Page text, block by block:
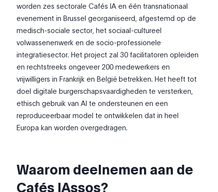
worden zes sectorale Cafés IA en één transnationaal
evenement in Brussel georganiseerd, afgestemd op de
medisch-sociale sector, het sociaal-cultureel
volwassenenwerk en de socio-professionele
integratiesector. Het project zal 30 facilitatoren opleiden
en rechtstreeks ongeveer 200 medewerkers en
vrijwilligers in Frankrijk en België betrekken. Het heeft tot
doel digitale burgerschapsvaardigheden te versterken,
ethisch gebruik van AI te ondersteunen en een
reproduceerbaar model te ontwikkelen dat in heel
Europa kan worden overgedragen.
Waarom deelnemen aan de
Cafés IAssos?